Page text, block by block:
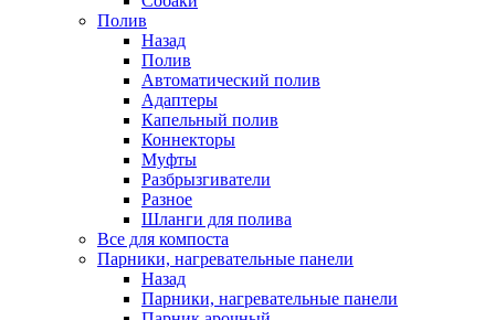
Полив
Назад
Полив
Автоматический полив
Адаптеры
Капельный полив
Коннекторы
Муфты
Разбрызгиватели
Разное
Шланги для полива
Все для компоста
Парники, нагревательные панели
Назад
Парники, нагревательные панели